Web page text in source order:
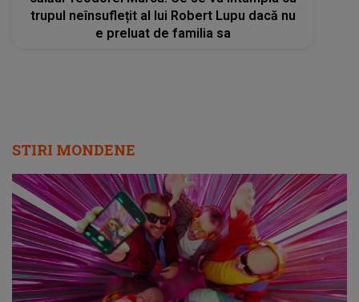
trupul neînsuflețit al lui Robert Lupu dacă nu
e preluat de familia sa
STIRI MONDENE